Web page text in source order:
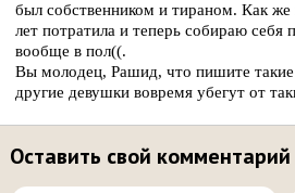
был собственником и тираном. Как же
лет потратила и теперь собираю себя
вообще в пол((.
Вы молодец, Рашид, что пишите такие
другие девушки вовремя убегут от
Оставить свой комментарий